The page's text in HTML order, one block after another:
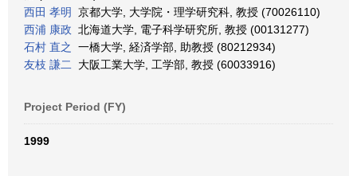
西田 孝明
京都大学, 大学院・理学研究科, 教授 (70026110)
西浦 康政 北海道大学, 電子科学研究所, 教授 (00131277)
石村 直之
一橋大学, 経済学部, 助教授 (80212934)
友枝 謙二
大阪工業大学, 工学部, 教授 (60033916)
Project Period (FY)
1999